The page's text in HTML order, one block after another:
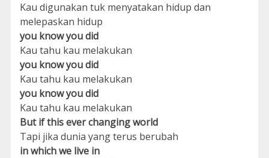
Kau digunakan tuk menyatakan hidup dan
melepaskan hidup
you know you did
Kau tahu kau melakukan
you know you did
Kau tahu kau melakukan
you know you did
Kau tahu kau melakukan
But if this ever changing world
Tapi jika dunia yang terus berubah
in which we live in